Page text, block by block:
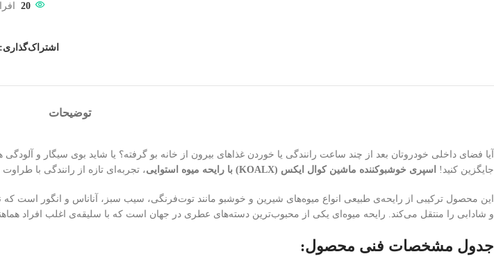
20
اشتراک‌گذاری:
توضیحات
آیا فضای داخلی خودروتان بعد از چند ساعت رانندگی یا خوردن غذاهای بیرون از خانه بو گرفته؟ یا شاید بوی سیگار و
جایگزین کنید!
اسپری خوشبوکننده ماشین کوال ایکس (KOALX) با رایحه میوه‌ استوایی ، تجربه‌ای تازه از رانندگی با
این محصول ترکیبی از رایحه‌ی طبیعی انواع میوه‌های شیرین و خوشبو مانند توت‌فرنگی، سیب سبز، آناناس و انگور است
و شادابی را منتقل می‌کند. رایحه میوه‌ای یکی از محبوب‌ترین دسته‌های عطری در جهان است که با سلیقه‌ی اغلب افراد
جدول مشخصات فنی محصول: